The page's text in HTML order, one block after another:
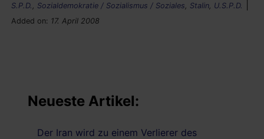
S.P.D.
Sozialdemokratie / Sozialismus / Soziales Stalin U.S.P.D.
Added on: 17. April 2008
Neueste Artikel:
Der Iran wird zu einem Verlierer des